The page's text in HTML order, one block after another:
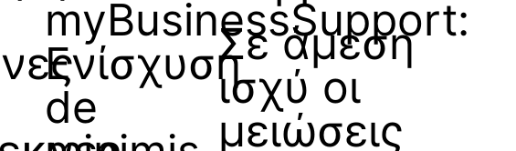
myBusinessSupport:
Ενίσχυση
de
Σε άμεση
ισχύ οι
μειώσεις